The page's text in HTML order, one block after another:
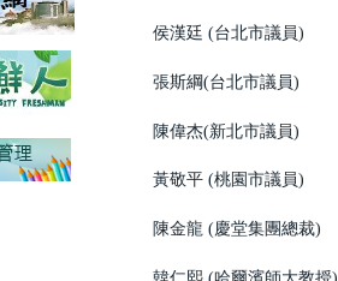
侯漢廷 (台北市議員)
張斯綱(台北市議員)
陳偉杰(新北市議員)
黃敬平 (桃園市議員)
陳金龍 (慶堂集團總裁)
韓仁熙 (哈爾濱師大教授)